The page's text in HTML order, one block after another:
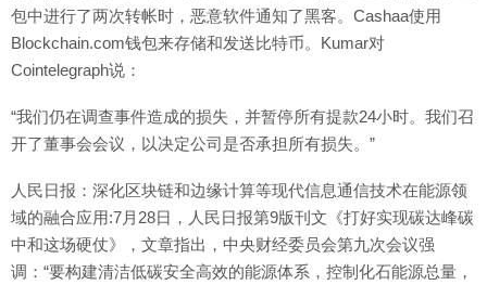
包中进行了两次转帐时，恶意软件通知了黑客。Cashaa使用
Blockchain.com钱包来存储和发送比特币。Kumar对
Cointelegraph说：
“我们仍在调查事件造成的损失，并暂停所有提款24小时。我们召
开了董事会会议，以决定公司是否承担所有损失。”
人民日报：深化区块链和边缘计算等现代信息通信技术在能源领
域的融合应用:7月28日，人民日报第9版刊文《打好实现碳达峰碳
中和这场硬仗》，文章指出，中央财经委员会第九次会议强
调：“要构建清洁低碳安全高效的能源体系，控制化石能源总量，